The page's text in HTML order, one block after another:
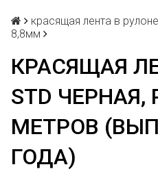
красящая лента в
8,8мм
КРАСЯЩАЯ
STD ЧЕРНАЯ,
МЕТРОВ
ГОДА)